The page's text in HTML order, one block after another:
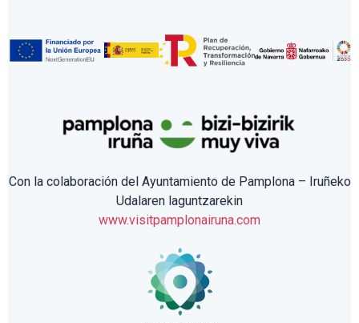
Con la colaboración del Ayuntamiento de Pamplona – Iruñeko
Udalaren laguntzarekin
www.visitpamplonairuna.com